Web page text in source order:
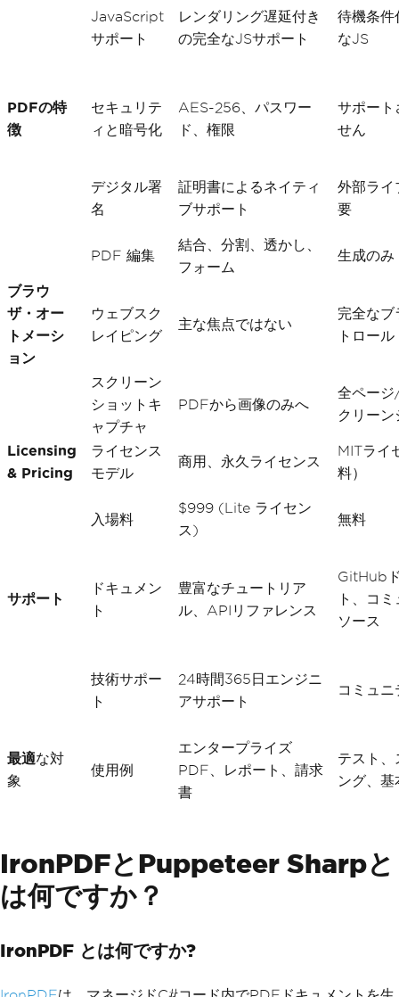
JavaScript
サポート
レンダリング遅延付き
の完全なJSサポート
待機条件
なJS
PDFの特
徴
セキュリテ
ィと暗号化
AES-256、パスワー
ド、権限
サポート
せん
デジタル署
名
証明書によるネイティ
ブサポート
外部ライ
要
PDF 編集
結合、分割、透かし、
フォーム
生成のみ
ブラウ
ザ・オー
トメーシ
ョン
ウェブスク
レイピング
主な焦点ではない
完全なブ
トロール
スクリーン
ショットキ
ャプチャ
PDFから画像のみへ
全ペー
クリーン
Licensing
& Pricing
ライセンス
モデル
商用、永久ライセンス
MITライ
料）
入場料
$999 (Lite ライセン
ス)
無料
サポート
ドキュメン
ト
豊富なチュートリア
ル、APIリファレンス
GitHub
ト、コ
ソース
技術サポー
ト
24時間365日エンジニ
アサポート
コミュニ
最適な対
象
使用例
エンタープライズ
PDF、レポート、請求
書
テスト、
ング、
IronPDFとPuppeteer Sharpと
は何ですか？
IronPDF とは何ですか?